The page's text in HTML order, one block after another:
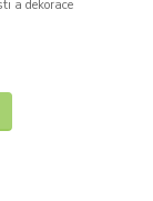
a dekorace